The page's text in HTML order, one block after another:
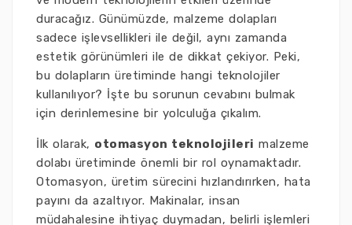
duracağız. Günümüzde, malzeme dolapları
sadece işlevsellikleri ile değil, aynı zamanda
estetik görünümleri ile de dikkat çekiyor. Peki,
bu dolapların üretiminde hangi teknolojiler
kullanılıyor? İşte bu sorunun cevabını bulmak
için derinlemesine bir yolculuğa çıkalım.
İlk olarak, otomasyon teknolojileri malzeme
dolabı üretiminde önemli bir rol oynamaktadır.
Otomasyon, üretim sürecini hızlandırırken, hata
payını da azaltıyor. Makinalar, insan
müdahalesine ihtiyaç duymadan, belirli işlemleri